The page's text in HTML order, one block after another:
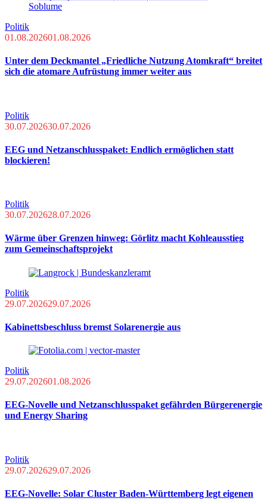
Politik
01.08.202601.08.2026
Unter dem Deckmantel „Friedliche Nutzung Atomkraft“ breitet
sich die atomare Aufrüstung immer weiter aus
Politik
30.07.202630.07.2026
EEG und Netzanschlusspaket: Endlich ermöglichen statt
blockieren!
Politik
30.07.202628.07.2026
Wärme über Grenzen hinweg: Görlitz macht Kohleausstieg
zum Gemeinschaftsprojekt
Politik
29.07.202629.07.2026
Kabinettsbeschluss bremst Solarenergie aus
Politik
29.07.202601.08.2026
EEG-Novelle und Netzanschlusspaket gefährden Bürgerenergie
und Energy Sharing
Politik
29.07.202629.07.2026
EEG-Novelle: Solar Cluster Baden-Württemberg legt eigenen